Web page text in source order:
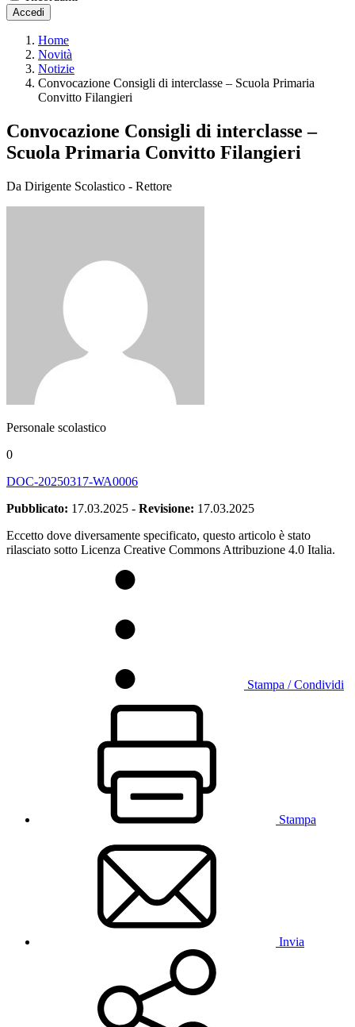
Accedi
Home
Novità
Notizie
Convocazione Consigli di interclasse – Scuola Primaria
Convitto Filangieri
Convocazione Consigli di interclasse –
Scuola Primaria Convitto Filangieri
Da Dirigente Scolastico - Rettore
Personale scolastico
0
DOC-20250317-WA0006
Pubblicato: 17.03.2025 - Revisione: 17.03.2025
Eccetto dove diversamente specificato, questo articolo è stato
rilasciato sotto Licenza Creative Commons Attribuzione 4.0 Italia.
Stampa / Condividi
Stampa
Invia